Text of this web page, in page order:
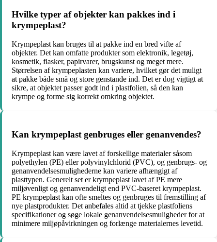
Hvilke typer af objekter kan pakkes ind i
krympeplast?
Krympeplast kan bruges til at pakke ind en bred vifte af
objekter. Det kan omfatte produkter som elektronik, legetøj,
kosmetik, flasker, papirvarer, brugskunst og meget mere.
Størrelsen af krympeplasten kan variere, hvilket gør det muligt
at pakke både små og store genstande ind. Det er dog vigtigt at
sikre, at objektet passer godt ind i plastfolien, så den kan
krympe og forme sig korrekt omkring objektet.
Kan krympeplast genbruges eller genanvendes?
Krympeplast kan være lavet af forskellige materialer såsom
polyethylen (PE) eller polyvinylchlorid (PVC), og genbrugs- og
genanvendelsesmulighederne kan variere afhængigt af
plasttypen. Generelt set er krympeplast lavet af PE mere
miljøvenligt og genanvendeligt end PVC-baseret krympeplast.
PE krympeplast kan ofte smeltes og genbruges til fremstilling af
nye plastprodukter. Det anbefales altid at tjekke plastfoliens
specifikationer og søge lokale genanvendelsesmuligheder for at
minimere miljøpåvirkningen og forlænge materialernes levetid.